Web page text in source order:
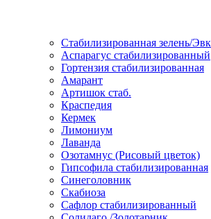
Стабилизированная зелень/
Аспарагус стабилизированный
Гортензия стабилизированная
Амарант
Артишок стаб.
Краспедия
Кермек
Лимониум
Лаванда
Озотамнус (Рисовый цветок)
Гипсофила стабилизированная
Синеголовник
Скабиоза
Сафлор стабилизированный